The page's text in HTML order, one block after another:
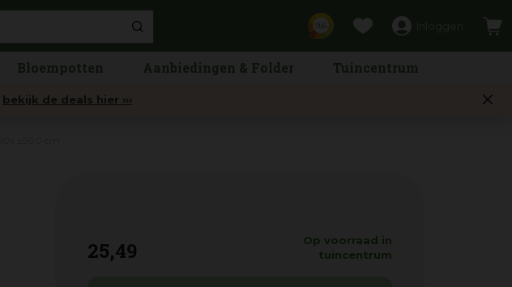
Bloempotten Aanbiedingen & Folder Tuincentrum
bekijk de deals hier ›››
25,49
Op voorraad in
tuincentrum